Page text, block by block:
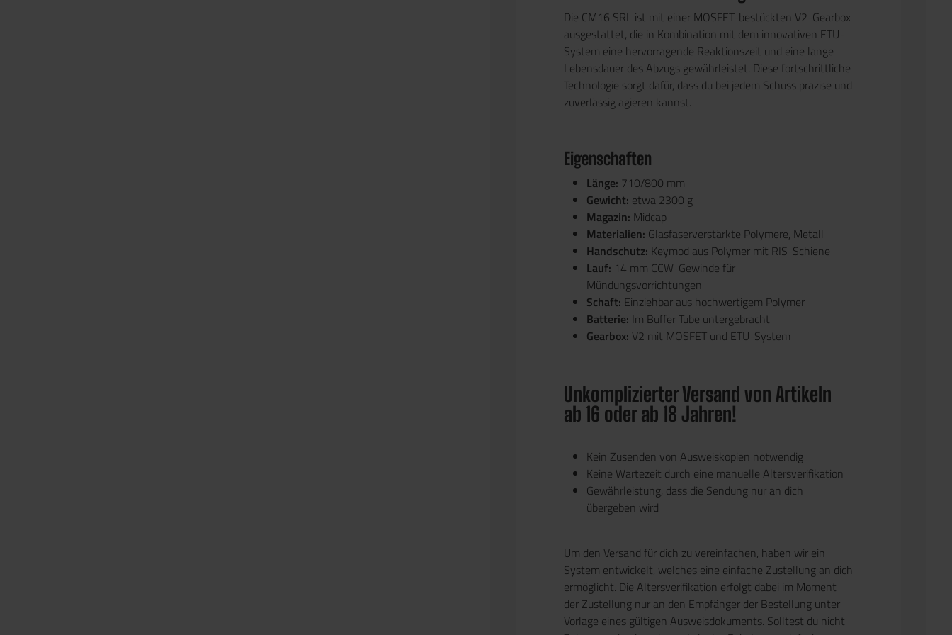
Die CM16 SRL ist mit einer MOSFET-bestückten V2-Gearbox
ausgestattet, die in Kombination mit dem innovativen ETU-
System eine hervorragende Reaktionszeit und eine lange
Lebensdauer des Abzugs gewährleistet. Diese fortschrittliche
Technologie sorgt dafür, dass du bei jedem Schuss präzise und
zuverlässig agieren kannst.
Eigenschaften
Länge: 710/800 mm
Gewicht: etwa 2300 g
Magazin: Midcap
Materialien: Glasfaserverstärkte Polymere, Metall
Handschutz: Keymod aus Polymer mit RIS-Schiene
Lauf: 14 mm CCW-Gewinde für
Mündungsvorrichtungen
Schaft: Einziehbar aus hochwertigem Polymer
Batterie: Im Buffer Tube untergebracht
Gearbox: V2 mit MOSFET und ETU-System
Unkomplizierter Versand von Artikeln
ab 16 oder ab 18 Jahren!
Kein Zusenden von Ausweiskopien notwendig
Keine Wartezeit durch eine manuelle Altersverifikation
Gewährleistung, dass die Sendung nur an dich
übergeben wird
Um den Versand für dich zu vereinfachen, haben wir ein
System entwickelt, welches eine einfache Zustellung an dich
ermöglicht. Die Altersverifikation erfolgt dabei im Moment
der Zustellung nur an den Empfänger der Bestellung unter
Vorlage eines gültigen Ausweisdokuments. Solltest du nicht